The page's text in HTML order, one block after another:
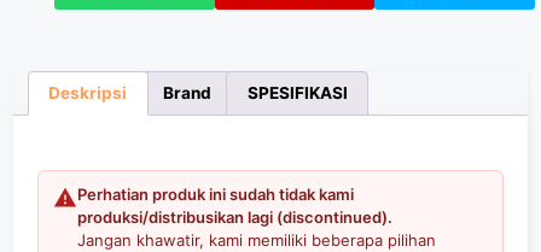
Deskripsi Brand SPESIFIKASI
Perhatian produk ini sudah tidak kami
produksi/distribusikan lagi (discontinued).
Jangan khawatir, kami memiliki beberapa pilihan